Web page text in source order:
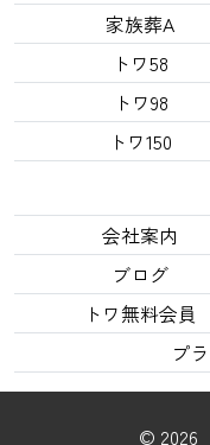
家族葬A
トワ58
トワ98
トワ150
会社案内
ブログ
トワ無料会員
プ
© 2026